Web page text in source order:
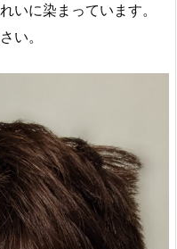
いに染まっています。
い。